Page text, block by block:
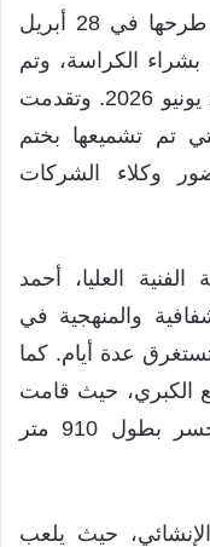
أكدت اللجنة أن كراسة العطاء تم طرحها في 28 أبريل
دولية بشراء الكراسة، وتم
تمديد فترة التقديم 15 يومًا حتى 29 يونيو 2026. وتقدمت
تم تشميعها بختم
وكلاء الشركات
العليا، أحمد
والمنهجية في
عدة أيام. كما
الكبري، حيث قامت
الشركات المتقدمة بتفقد حالة الجسر بطول 910 متر
الإنشائي، حيث يلعب